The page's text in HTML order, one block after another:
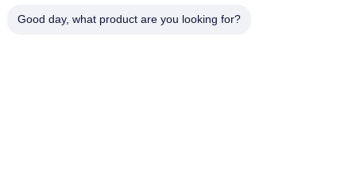
Νο 2204, οικοδόμηση Α, τετραγωνική No.666 Jincheng
Good day, what product are you looking for?